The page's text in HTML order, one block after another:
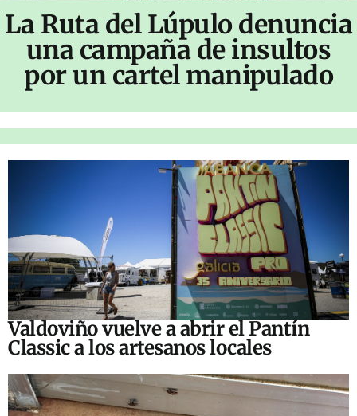
La Ruta del Lúpulo denuncia
una campaña de insultos
por un cartel manipulado
Valdoviño vuelve a abrir el Pantín
Classic a los artesanos locales